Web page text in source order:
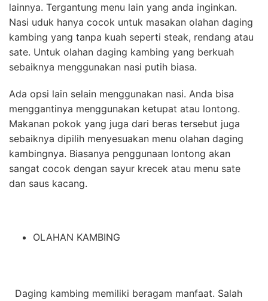
lainnya. Tergantung menu lain yang anda inginkan.
Nasi uduk hanya cocok untuk masakan olahan daging
kambing yang tanpa kuah seperti steak, rendang atau
sate. Untuk olahan daging kambing yang berkuah
sebaiknya menggunakan nasi putih biasa.
Ada opsi lain selain menggunakan nasi. Anda bisa
menggantinya menggunakan ketupat atau lontong.
Makanan pokok yang juga dari beras tersebut juga
sebaiknya dipilih menyesuakan menu olahan daging
kambingnya. Biasanya penggunaan lontong akan
sangat cocok dengan sayur krecek atau menu sate
dan saus kacang.
OLAHAN KAMBING
Daging kambing memiliki beragam manfaat. Salah